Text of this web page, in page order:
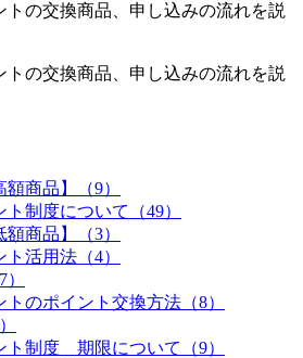
トの交換商品、申し込みの流れを説
トの交換商品、申し込みの流れを説
商品】（9）
制度について（49）
商品】（3）
活用法（4）
のポイント交換方法（8）
ト制度 期限について（9）